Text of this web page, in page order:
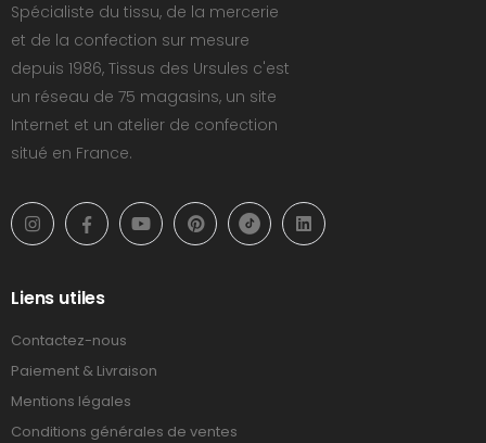
Spécialiste du tissu, de la mercerie
et de la confection sur mesure
depuis 1986, Tissus des Ursules c'est
un réseau de 75 magasins, un site
Internet et un atelier de confection
situé en France.
Liens utiles
Contactez-nous
Paiement & Livraison
Mentions légales
Conditions générales de ventes